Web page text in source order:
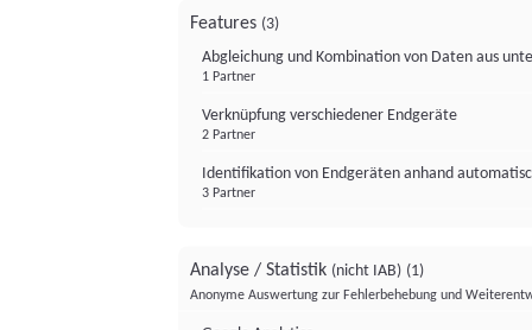
Features (3)
Abgleichung und Kombination von Daten aus
1 Partner
Verknüpfung verschiedener Endgeräte
2 Partner
Identifikation von Endgeräten anhand
3 Partner
Analyse / Statistik (nicht IAB) (1)
Anonyme Auswertung zur Fehlerbehebung und